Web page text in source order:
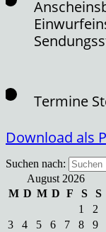
Termine
Download als
Suchen nach:
August 2026
M D M D F S
S
1
2
3
4 5 6 7 8
9